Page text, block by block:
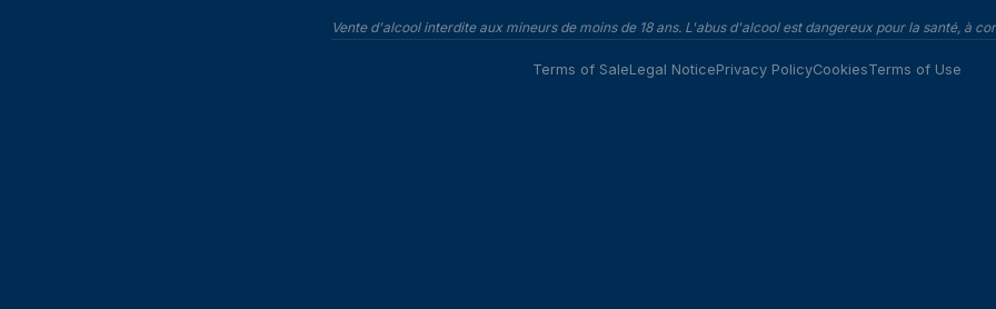
Vente d'alcool interdite aux mineurs de moins de 18 ans. L'abus d'alcool est dangereux pour la santé, à
Terms of SaleLegal NoticePrivacy PolicyCookiesTerms of Use